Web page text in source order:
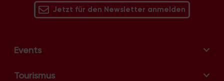
Jetzt für den Newsletter anmelden
Events
Tourismus